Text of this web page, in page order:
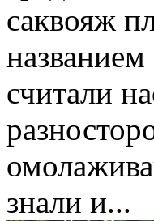
саквояж
считали
знали и...